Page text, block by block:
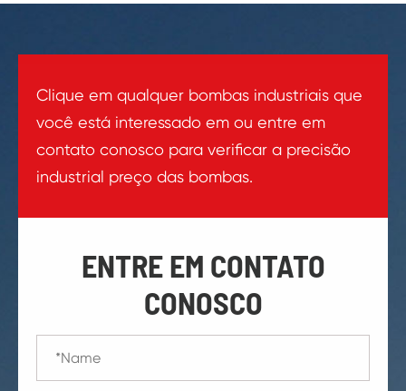
Clique em qualquer bombas industriais que
você está interessado em ou entre em
contato conosco para verificar a precisão
industrial preço das bombas.
ENTRE EM CONTATO
CONOSCO